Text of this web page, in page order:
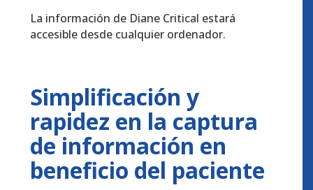
La información de Diane Critical estará
accesible desde cualquier ordenador.
Simplificación y
rapidez en la captura
de información en
beneficio del paciente